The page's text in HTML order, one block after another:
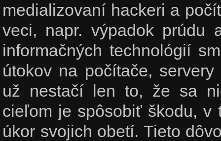
medializovaní hackeri a
veci, napr. výpadok prúdu
informačných technológií
útokov na počítače,
už nestačí len to, že sa
cieľom je spôsobiť škodu, v
úkor svojich obetí. Tieto